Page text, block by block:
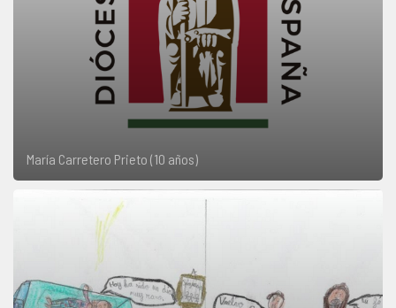
María Carretero Prieto (10 años)